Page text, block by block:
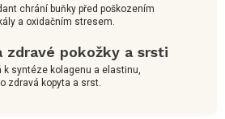
chrání buňky před poškozením
a oxidačním stresem.
zdravé pokožky a srsti
k syntéze kolagenu a elastinu,
zdravá kopyta a srst.